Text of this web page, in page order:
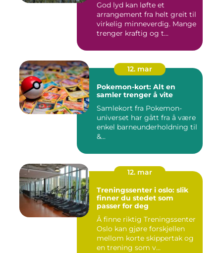
God lyd kan løfte et
arrangement fra helt greit til
virkelig minneverdig. Mange
trenger kraftig og t...
12. mar
Pokemon-kort: Alt en
samler trenger å vite
Samlekort fra Pokemon-
universet har gått fra å være
enkel barneunderholdning til
&...
12. mar
Treningssenter i oslo: slik
finner du stedet som
passer for deg
Å finne riktig Treningssenter
Oslo kan gjøre forskjellen
mellom korte skippertak og
en trening som v...